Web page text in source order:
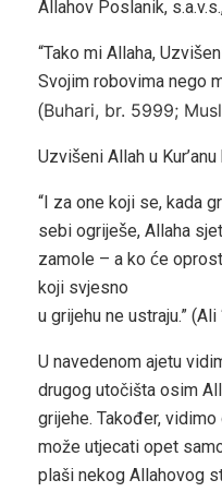
Allahov Poslanik,
“Tako mi Allaha,
Svojim robovima nego
(Buhari, br. 5999;
Uzvišeni Allah u Kur’anu
“I za one koji se, kada
sebi ogriješe, Allaha
zamole – a ko će
koji svjesno
u grijehu ne ustraju.” (Ali
U navedenom ajetu
drugog utočišta osim
grijehe. Također,
može utjecati opet
plaši nekog Allahovog